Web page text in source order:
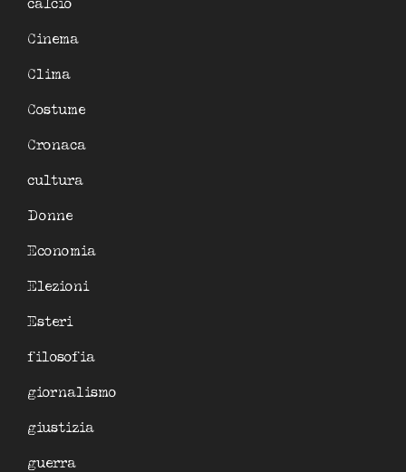
calcio
Cinema
Clima
Costume
Cronaca
cultura
Donne
Economia
Elezioni
Esteri
filosofia
giornalismo
giustizia
guerra